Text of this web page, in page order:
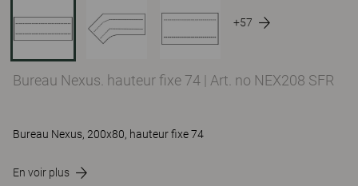
+57
Bureau Nexus. hauteur fixe 74 | Art. no NEX208 SFR
Bureau Nexus, 200x80, hauteur fixe 74
En voir plus